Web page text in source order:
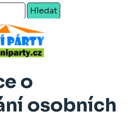
Hledat
menu
o
osobních